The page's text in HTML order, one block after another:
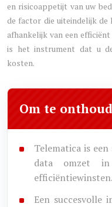
en risicoappetijt van uw
de factor die uiteindelijk de
afhankelijk van een
is het instrument dat u
kosten.
Om te
Telematica is
data omzet in
efficiëntiewinsten.
Een succesvolle